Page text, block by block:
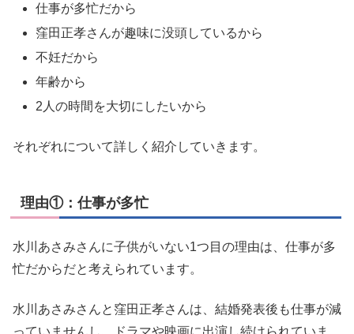
仕事が多忙だから
窪田正孝さんが趣味に没頭しているから
不妊だから
年齢から
2人の時間を大切にしたいから
それぞれについて詳しく紹介していきます。
理由①：仕事が多忙
水川あさみさんに子供がいない1つ目の理由は、仕事が多
忙だからだと考えられています。
水川あさみさんと窪田正孝さんは、結婚発表後も仕事が減
っていませんし、ドラマや映画に出演し続けられていま